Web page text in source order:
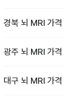
경북 뇌 MRI 가격
광주 뇌 MRI 가격
대구 뇌 MRI 가격